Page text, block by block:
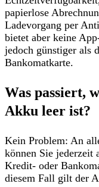
papierlose
Ladevorgang per
bietet aber keine
jedoch günstiger als
Bankomatkarte.
Was passiert,
Akku leer ist?
Kein Problem: An
können Sie jederzeit
Kredit- oder
diesem Fall gilt der